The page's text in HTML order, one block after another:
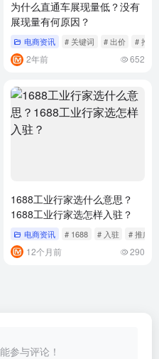
为什么直通车展现量低？没有
展现量有何原因？
电商资讯 # 关键词 # 出价 # 推广
2年前 652
1688工业行家选什么意思？
1688工业行家选怎样入驻？
电商资讯 # 1688 # 入驻 # 推广
12个月前 290
参与评论！